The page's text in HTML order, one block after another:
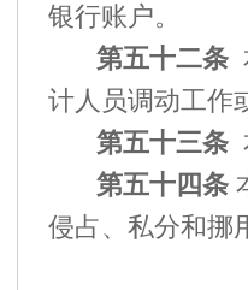
银行账户。
第五十二条
计人员调动工作
第五十三条
第五十 四条
侵占、私分和挪